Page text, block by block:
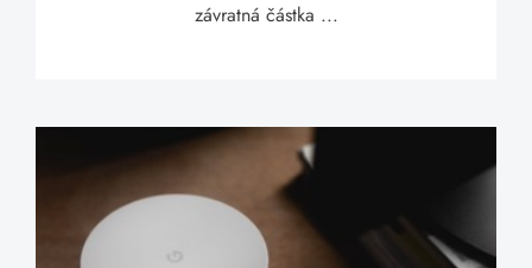
závratná částka ...